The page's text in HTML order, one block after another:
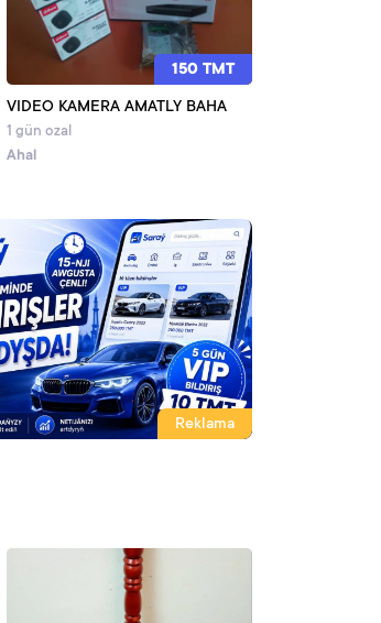
150 TMT
VIDEO KAMERA AMATLY BAHA
1 gün ozal
Ahal
Reklama